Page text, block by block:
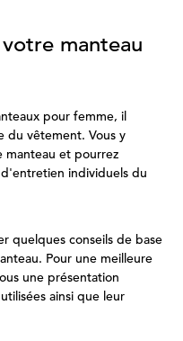
manteau
pour femme, il
du vêtement. Vous y
manteau et pourrez
individuels du
quelques conseils de base
Pour une meilleure
une présentation
ainsi que leur